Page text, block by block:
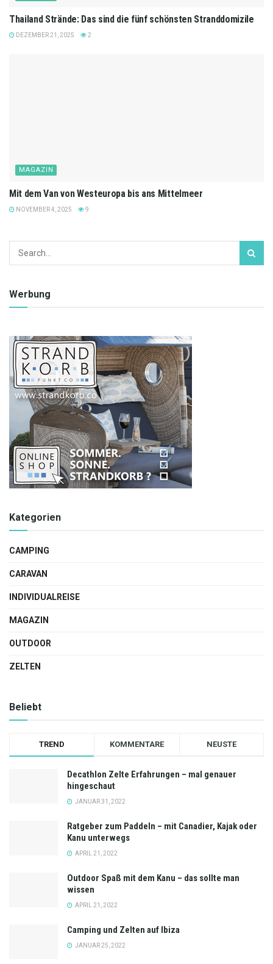
Thailand Strände: Das sind die fünf schönsten Stranddomizile
DEZEMBER 21, 2025 2
MAGAZIN
Mit dem Van von Westeuropa bis ans Mittelmeer
NOVEMBER 4, 2025 9
Werbung
Kategorien
CAMPING
CARAVAN
INDIVIDUALREISE
MAGAZIN
OUTDOOR
ZELTEN
Beliebt
TREND KOMMENTARE NEUSTE
Decathlon Zelte Erfahrungen – mal genauer
hingeschaut
JANUAR 31, 2022
Ratgeber zum Paddeln – mit Canadier, Kajak oder
Kanu unterwegs
APRIL 21, 2022
Outdoor Spaß mit dem Kanu – das sollte man
wissen
APRIL 21, 2022
Camping und Zelten auf Ibiza
JANUAR 25, 2022